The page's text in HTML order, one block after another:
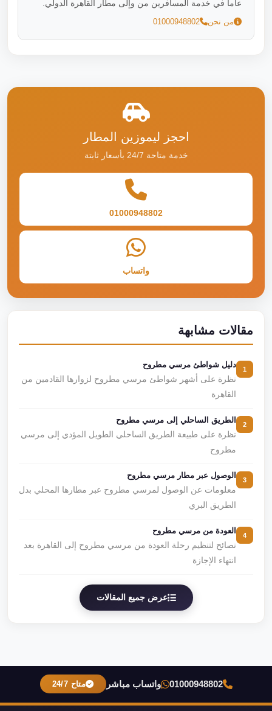
عاماً في خدمة المسافرين من وإلى مطار القاهرة الدولي.
من نحن 01000948802
احجز ليموزين المطار
خدمة متاحة 24/7 بأسعار ثابتة
01000948802
واتساب
مقالات مشابهة
دليل شواطئ مرسي مطروح
نظرة على أشهر شواطئ مرسي مطروح لزوارها القادمين من
القاهرة
الطريق الساحلي إلى مرسي مطروح
نظرة على طبيعة الطريق الساحلي الطويل المؤدي إلى مرسي
مطروح
الوصول عبر مطار مرسي مطروح
معلومات عن الوصول لمرسي مطروح عبر مطارها المحلي بدل
الطريق البري
العودة من مرسي مطروح
نصائح لتنظيم رحلة العودة من مرسي مطروح إلى القاهرة بعد
انتهاء الإجازة
عرض جميع المقالات
01000948802 واتساب مباشر متاح 24/7